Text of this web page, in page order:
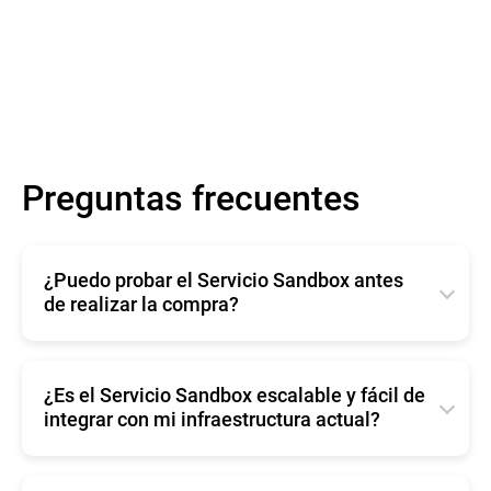
Preguntas frecuentes
¿Puedo probar el Servicio Sandbox antes
de realizar la compra?
prueba gratuita, relleneeste formulario .
¿Es el Servicio Sandbox escalable y fácil de
integrar con mi infraestructura actual?